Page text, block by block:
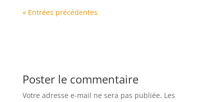
« Entrées précédentes
Poster le commentaire
Votre adresse e-mail ne sera pas publiée. Les